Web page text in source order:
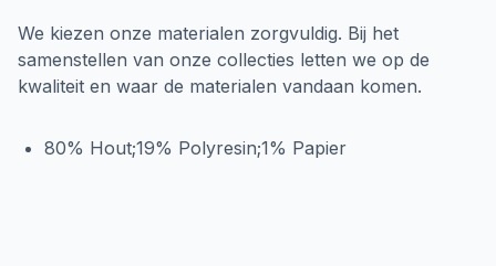
We kiezen onze materialen zorgvuldig. Bij het
samenstellen van onze collecties letten we op de
kwaliteit en waar de materialen vandaan komen.
80% Hout;19% Polyresin;1% Papier